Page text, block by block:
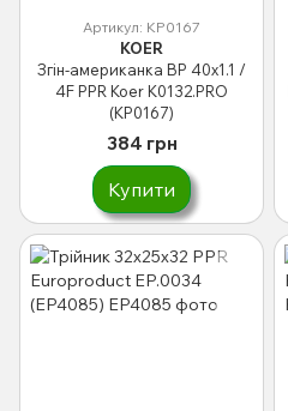
Артикул: KP0167
KOER
Згін-американка ВР 40x1.1 /
4F PPR Koer K0132.PRO
(KP0167)
384 грн
Купити